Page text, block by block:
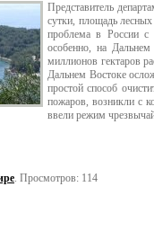
Представитель
сутки, площадь
проблема в России с
особенно, на
миллионов гектаров
Дальнем Востоке
простой способ
пожаров, возникли с
ввели режим
. Просмотров: 114